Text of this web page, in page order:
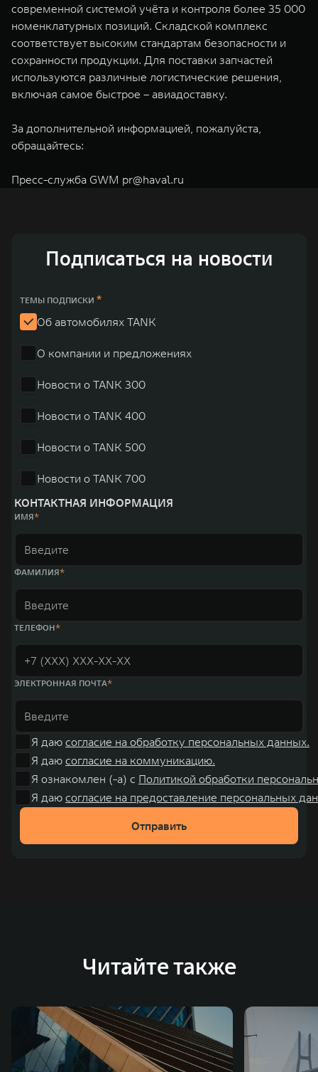
современной системой учёта и контроля более 35 000
номенклатурных позиций. Складской комплекс
соответствует высоким стандартам безопасности и
сохранности продукции. Для поставки запчастей
используются различные логистические решения,
включая самое быстрое – авиадоставку.
За дополнительной информацией, пожалуйста,
обращайтесь:
Пресс-служба GWM pr@haval.ru
Подписаться на новости
ТЕМЫ ПОДПИСКИ *
Об автомобилях TANK
О компании и предложениях
Новости о TANK 300
Новости о TANK 400
Новости о TANK 500
Новости о TANK 700
КОНТАКТНАЯ ИНФОРМАЦИЯ
ИМЯ
ФАМИЛИЯ
ТЕЛЕФОН
ЭЛЕКТРОННАЯ ПОЧТА
Я даю согласие на обработку персональных данных.
Я даю согласие на коммуникацию.
Я ознакомлен (-а) с Политикой обработки
Я даю согласие на предоставление персональных
Отправить
Читайте также